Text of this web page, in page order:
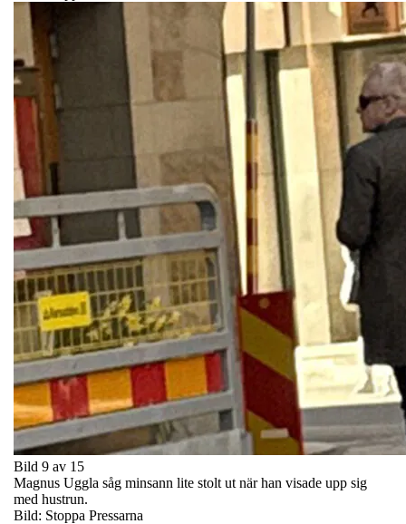
Bild 9 av 15
Magnus Uggla såg minsann lite stolt ut när han visade upp sig
med hustrun.
Bild: Stoppa Pressarna